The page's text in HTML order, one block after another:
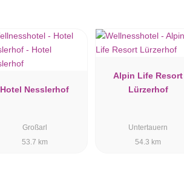
Hotel Nesslerhof
Großarl
53.7 km
Alpin Life Resort
Lürzerhof
Untertauern
54.3 km